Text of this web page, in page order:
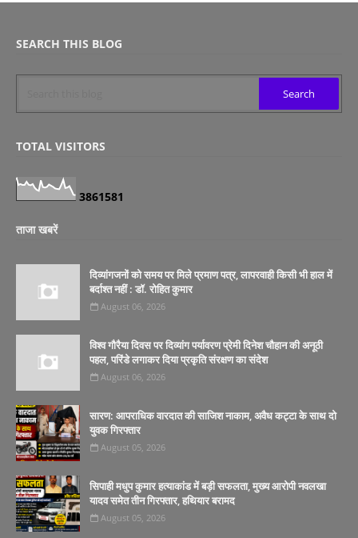
SEARCH THIS BLOG
TOTAL VISITORS
3861581
ताजा खबरें
दिव्यांगजनों को समय पर मिले प्रमाण पत्र, लापरवाही किसी भी हाल में
बर्दाश्त नहीं : डॉ. रोहित कुमार
August 06, 2026
विश्व गौरैया दिवस पर दिव्यांग पर्यावरण प्रेमी दिनेश चौहान की अनूठी
पहल, परिंडे लगाकर दिया प्रकृति संरक्षण का संदेश
August 06, 2026
सारण: आपराधिक वारदात की साजिश नाकाम, अवैध कट्टा के साथ दो
युवक गिरफ्तार
August 05, 2026
सिपाही मधुप कुमार हत्याकांड में बड़ी सफलता, मुख्य आरोपी नवलखा
यादव समेत तीन गिरफ्तार, हथियार बरामद
August 05, 2026